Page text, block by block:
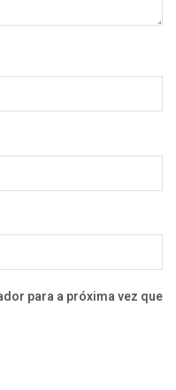
para a próxima vez que